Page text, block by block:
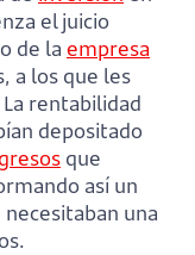
el juicio
de la empresa
a los que les
La rentabilidad
depositado
que
así un
una